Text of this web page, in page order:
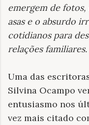
emergem de
asas e o absurdo
cotidianos para
relações familiares.
Uma das
Silvina Ocampo
entusiasmo nos
vez mais citado